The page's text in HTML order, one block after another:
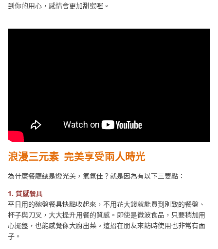
到你的用心，感情會更加甜蜜喔。
浪漫三元素 完美享受兩人時光
為什麼餐廳總是燈光美，氣氛佳？就是因為有以下三要點：
1. 質感餐具​
平日用的碗盤餐具快點收起來，不用花大錢就能買到別致的餐盤、
杯子與刀叉，大大提升用餐的質感。即使是微波食品，只要稍加用
心擺盤，也能感覺像大廚出菜。這招在朋友來訪時使用也非常有面
子。